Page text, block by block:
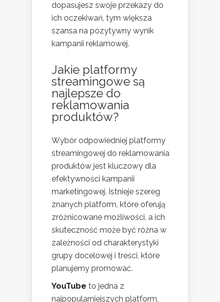
dopasujesz swoje przekazy do
ich oczekiwań, tym większa
szansa na pozytywny wynik
kampanii reklamowej.
Jakie platformy
streamingowe są
najlepsze do
reklamowania
produktów?
Wybór odpowiedniej platformy
streamingowej do reklamowania
produktów jest kluczowy dla
efektywności kampanii
marketingowej. Istnieje szereg
znanych platform, które oferują
zróżnicowane możliwości, a ich
skuteczność może być różna w
zależności od charakterystyki
grupy docelowej i treści, które
planujemy promować.
YouTube to jedna z
najpopularniejszych platform,